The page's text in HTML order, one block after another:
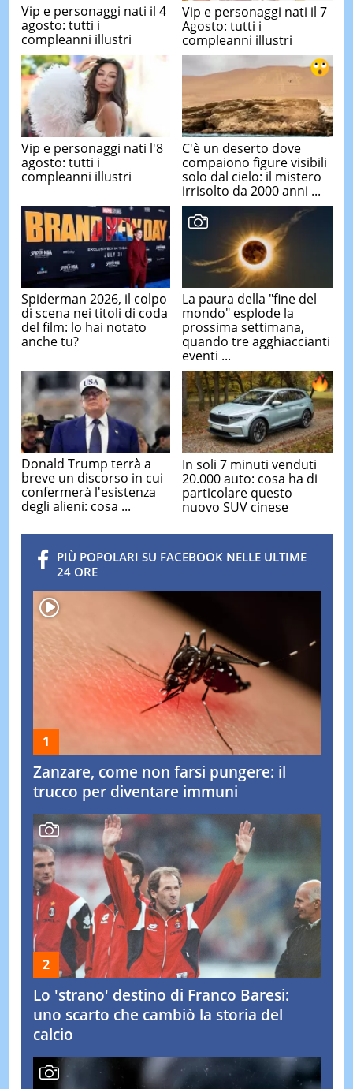
Vip e personaggi nati il 4
agosto: tutti i
compleanni illustri
Vip e personaggi nati il 7
Agosto: tutti i
compleanni illustri
Vip e personaggi nati l'8
agosto: tutti i
compleanni illustri
C'è un deserto dove
compaiono figure visibili
solo dal cielo: il mistero
irrisolto da 2000 anni ...
Spiderman 2026, il colpo
di scena nei titoli di coda
del film: lo hai notato
anche tu?
La paura della "fine del
mondo" esplode la
prossima settimana,
quando tre agghiaccianti
eventi ...
Donald Trump terrà a
breve un discorso in cui
confermerà l'esistenza
degli alieni: cosa ...
In soli 7 minuti venduti
20.000 auto: cosa ha di
particolare questo
nuovo SUV cinese
PIÙ POPOLARI SU FACEBOOK NELLE ULTIME
24 ORE
Zanzare, come non farsi pungere: il
trucco per diventare immuni
Lo 'strano' destino di Franco Baresi:
uno scarto che cambiò la storia del
calcio